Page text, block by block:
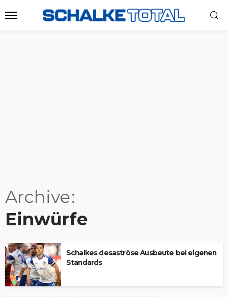
Archive
Einwürfe
Schalkes desaströse Ausbeute bei eigenen
Standards